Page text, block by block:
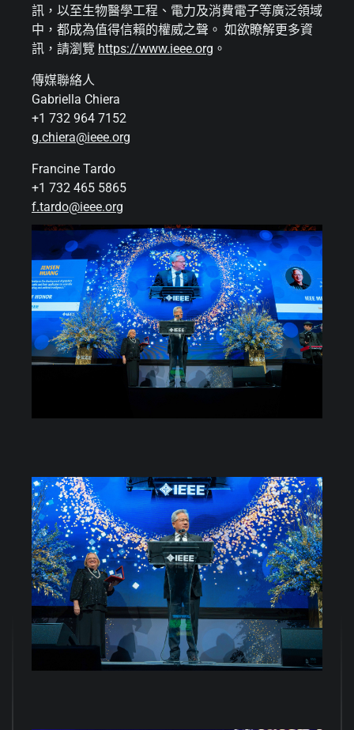
訊，以至生物醫學工程、電力及消費電子等廣泛領域
中，都成為值得信賴的權威之聲。 如欲瞭解更多資
訊，請瀏覽 https://www.ieee.org 。
傳媒聯絡人
Gabriella Chiera
+1 732 964 7152
g.chiera@ieee.org
Francine Tardo
+1 732 465 5865
f.tardo@ieee.org